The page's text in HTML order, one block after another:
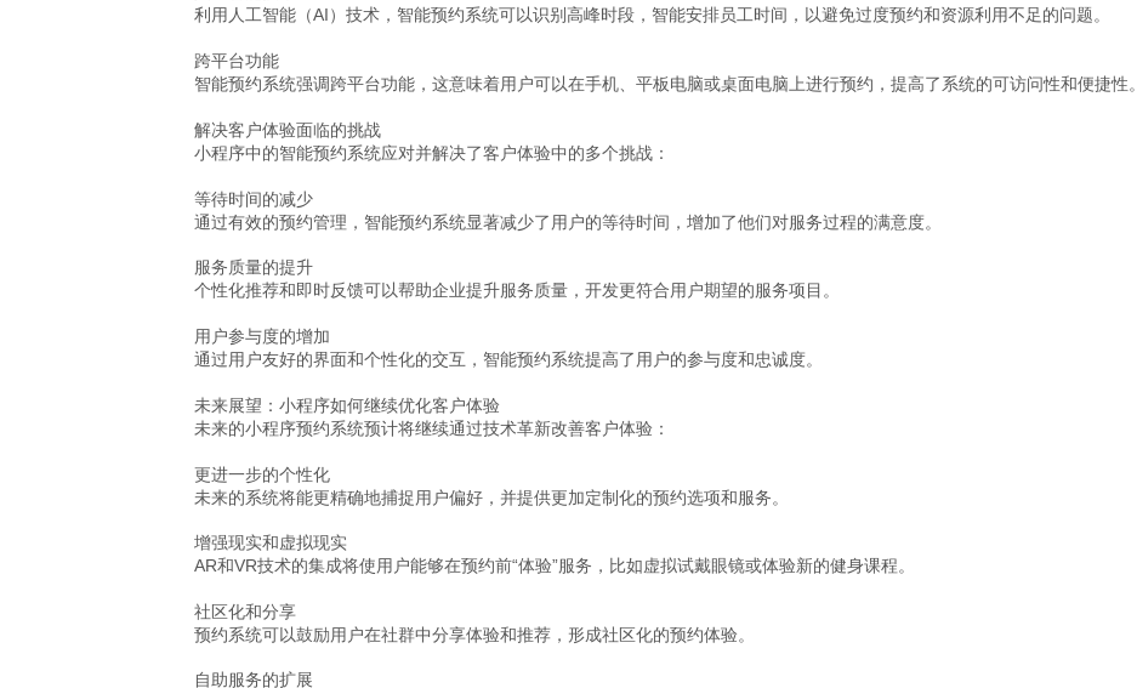
利用人工智能（AI）技术，智能预约系统可以识别高峰时段，智能安排员工时间，以避免过度预约和资源利用不足的问题。
跨平台功能
智能预约系统强调跨平台功能，这意味着用户可以在手机、平板电脑或桌面电脑上进行预约，提高了系统的可访问性和便捷性。
解决客户体验面临的挑战
小程序中的智能预约系统应对并解决了客户体验中的多个挑战：
等待时间的减少
通过有效的预约管理，智能预约系统显著减少了用户的等待时间，增加了他们对服务过程的满意度。
服务质量的提升
个性化推荐和即时反馈可以帮助企业提升服务质量，开发更符合用户期望的服务项目。
用户参与度的增加
通过用户友好的界面和个性化的交互，智能预约系统提高了用户的参与度和忠诚度。
未来展望：小程序如何继续优化客户体验
未来的小程序预约系统预计将继续通过技术革新改善客户体验：
更进一步的个性化
未来的系统将能更精确地捕捉用户偏好，并提供更加定制化的预约选项和服务。
增强现实和虚拟现实
AR和VR技术的集成将使用户能够在预约前“体验”服务，比如虚拟试戴眼镜或体验新的健身课程。
社区化和分享
预约系统可以鼓励用户在社群中分享体验和推荐，形成社区化的预约体验。
自助服务的扩展